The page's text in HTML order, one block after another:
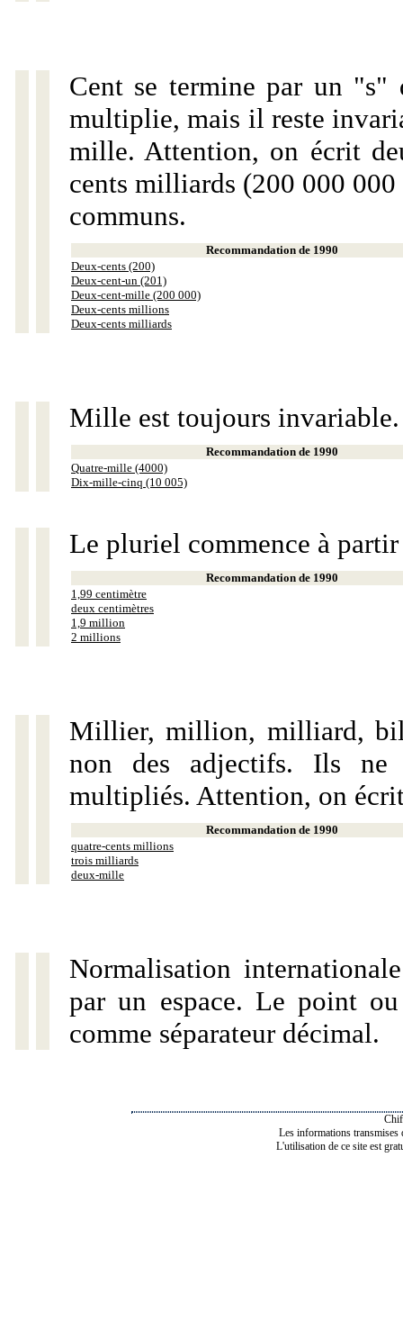
Cent se termine par un "s"
multiplie, mais il reste
mille. Attention, on écrit
cents milliards (200 000
communs.
Recommandation de 1990
Deux-cents (200)
Deux-cent-un (201)
Deux-cent-mille (200 000)
Deux-cents millions
Deux-cents milliards
Mille est toujours invariable.
Recommandation de 1990
Quatre-mille (4000)
Dix-mille-cinq (10 005)
Le pluriel commence à
Recommandation de 1990
1,99 centimètre
deux centimètres
1,9 million
2 millions
Millier, million, milliard,
non des adjectifs. Ils ne
multipliés. Attention, on
Recommandation de 1990
quatre-cents millions
trois milliards
deux-mille
Normalisation
par un espace. Le point
comme séparateur décimal.
Les informations transmises
L'utilisation de ce site est